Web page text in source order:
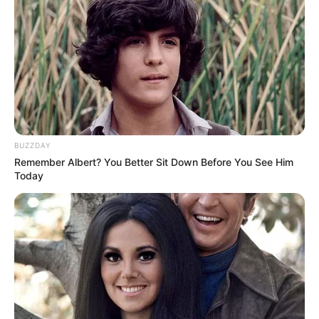
-ad9
Fonte:JASB - Jornal dos Agentes de Saúde do Brasil
www.jasb.com.br.
O jornalismo do JASB.com.br precisa de você para continuar
BUZZDAY
Remember Albert? You Better Sit Down Before You See Him
Today